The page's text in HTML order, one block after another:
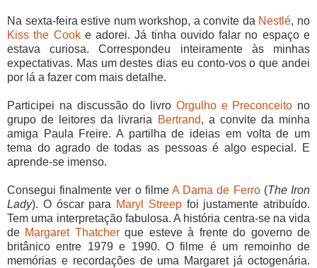
Na sexta-feira estive num workshop, a convite da Nestlé, no
Kiss the Cooke adorei. Já tinha ouvido falar no espaço e
estava curiosa. Correspondeu inteiramente às minhas
expectativas. Mas um destes dias eu conto-vos o que andei
por lá a fazer com mais detalhe.
Participei na discussão do livro Orgulho e Preconceito no
grupo de leitores da livraria
Bertrand, a convite da minha
amiga Paula Freire. A partilha de ideias em volta de um
tema do agrado de todas as pessoas é algo especial. E
aprende-se imenso.
Consegui finalmente ver o filme A Dama de Ferro(The Iron
Lady). O óscar para Maryl Streepfoi justamente atribuído.
Tem uma interpretação fabulosa. A história centra-se na vida
de Margaret Thatcherque esteve à frente do governo de
britânico entre 1979 e 1990. O filme é um remoinho de
memórias e recordações de uma Margaret já octogenária.